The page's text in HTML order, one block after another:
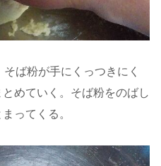
ば粉が手にくっつきにく
めていく。そば粉をのばし
ってくる。